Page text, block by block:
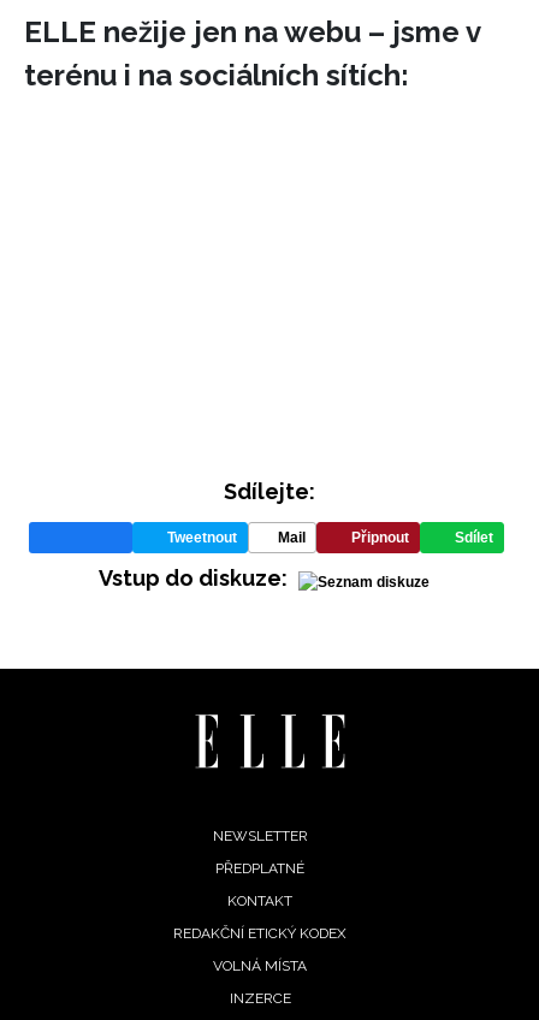
ELLE nežije jen na webu – jsme v
terénu i na sociálních sítích:
Sdílejte:
Tweetnout Mail Připnout Sdílet
Vstup do diskuze:
NEWSLETTER
PŘEDPLATNÉ
KONTAKT
REDAKČNÍ ETICKÝ KODEX
VOLNÁ MÍSTA
INZERCE